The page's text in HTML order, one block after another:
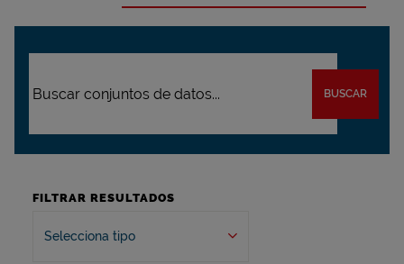
BUSCAR
FILTRAR RESULTADOS
Selecciona tipo